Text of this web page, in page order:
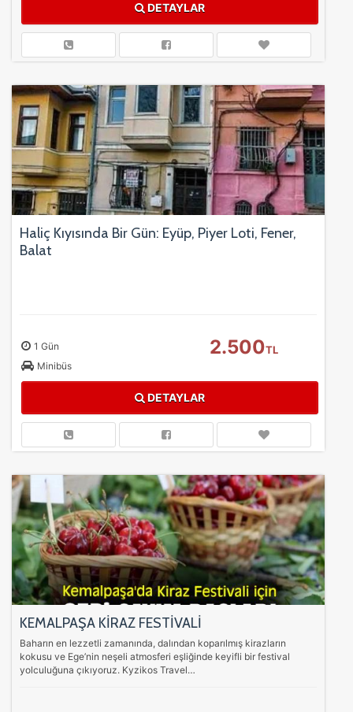
DETAYLAR
Haliç Kıyısında Bir Gün: Eyüp, Piyer Loti, Fener,
Balat
1 Gün
Minibüs
2.500TL
DETAYLAR
KEMALPAŞA KİRAZ FESTİVALİ
Baharın en lezzetli zamanında, dalından koparılmış kirazların
kokusu ve Ege’nin neşeli atmosferi eşliğinde keyifli bir festival
yolculuğuna çıkıyoruz. Kyzikos Travel…